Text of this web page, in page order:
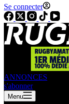
Se connecter
ANNONCES
s'abonner
Menu